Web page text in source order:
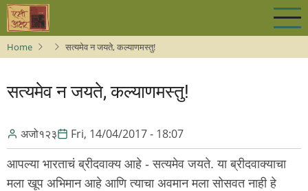
Skip
main
content
Home सत्यमेव न जयते, कल्याणमस्तु!
सत्यमेव न जयते, कल्याणमस्तु!
अजो१२३ Fri, 14/04/2017 - 18:07
आपल्या भारताचं ब्रीदवाक्य आहे - सत्यमेव जयते. या ब्रीदवाक्याचा
मला खूप अभिमान आहे आणि त्याचा अवमान मला सोसवत नाही हे